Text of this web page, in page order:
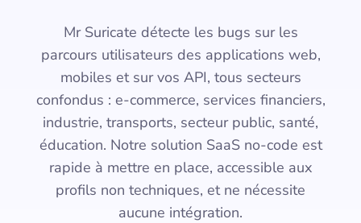
Mr Suricate détecte les bugs sur les
parcours utilisateurs des applications web,
mobiles et sur vos API, tous secteurs
confondus : e-commerce, services financiers,
industrie, transports, secteur public, santé,
éducation. Notre solution SaaS no-code est
rapide à mettre en place, accessible aux
profils non techniques, et ne nécessite
aucune intégration.